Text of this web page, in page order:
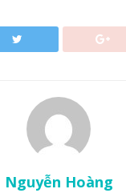
Nguyễn Hoàng